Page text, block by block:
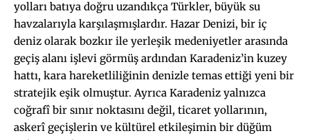
yolları batıya doğru uzandıkça Türkler, büyük su
havzalarıyla karşılaşmışlardır. Hazar Denizi, bir iç
deniz olarak bozkır ile yerleşik medeniyetler arasında
geçiş alanı işlevi görmüş ardından Karadeniz’in kuzey
hattı, kara hareketliliğinin denizle temas ettiği yeni bir
stratejik eşik olmuştur. Ayrıca Karadeniz yalnızca
coğrafî bir sınır noktasını değil, ticaret yollarının,
askerî geçişlerin ve kültürel etkileşimin bir düğüm